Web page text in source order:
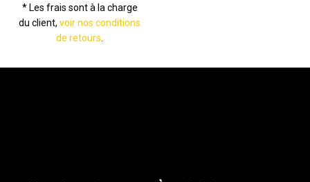
* Les frais sont à la charge
du client,voir nos conditions
de retours